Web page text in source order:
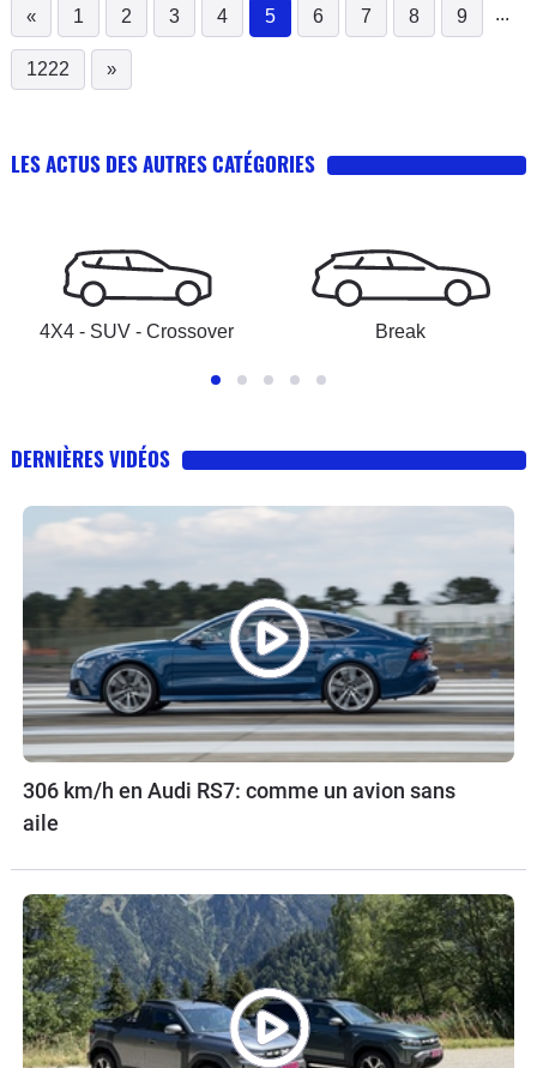
« 1 2 3 4 5
(current)
6 7 8 9 ...
1222 »
LES ACTUS DES AUTRES CATÉGORIES
4X4 - SUV - Crossover Break
DERNIÈRES VIDÉOS
306 km/h en Audi RS7: comme un avion sans
aile